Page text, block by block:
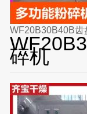
WF20B30B40B齿
碎机